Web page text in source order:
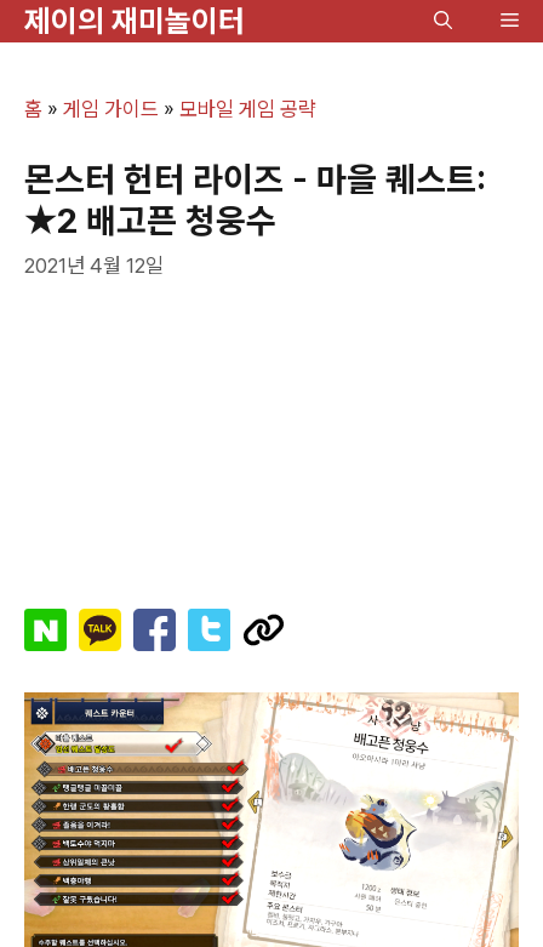
제이의 재미놀이터
메
홈 » 게임 가이드 » 모바일 게임 공략
몬스터 헌터 라이즈 - 마을 퀘스트:
★2 배고픈 청웅수
2021년 4월 12일